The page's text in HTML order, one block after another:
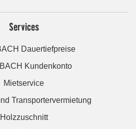
Services
Dauertiefpreise
Kundenkonto
Mietservice
Transportervermietung
Holzzuschnitt